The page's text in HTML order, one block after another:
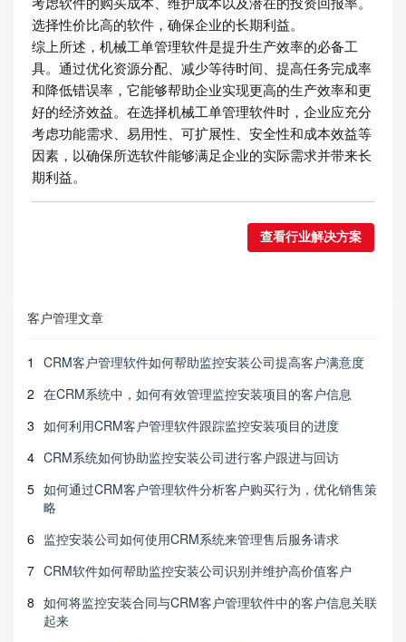
选择性价比高的软件，确保企业的长期利益。
综上所述，机械工单管理软件是提升生产效率的必备工
具。通过优化资源分配、减少等待时间、提高任务完成率
和降低错误率，它能够帮助企业实现更高的生产效率和更
好的经济效益。在选择机械工单管理软件时，企业应充分
考虑功能需求、易用性、可扩展性、安全性和成本效益等
因素，以确保所选软件能够满足企业的实际需求并带来长
期利益。
查看行业解决方案
客户管理文章
1
CRM客户管理软件如何帮助监控安装公司提高客户满意度
2 在CRM系统中，如何有效管理监控安装项目的客户信息
3 如何利用CRM客户管理软件跟踪监控安装项目的进度
4 CRM系统如何协助监控安装公司进行客户跟进与回访
5 如何通过CRM客户管理软件分析客户购买行为，优化销售策
略
6 监控安装公司如何使用CRM系统来管理售后服务请求
7 CRM软件如何帮助监控安装公司识别并维护高价值客户
8 如何将监控安装合同与CRM客户管理软件中的客户信息关联
起来